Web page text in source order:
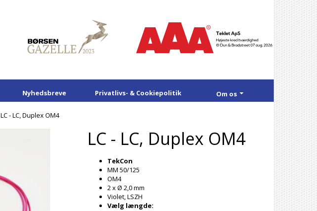
Nyhedsbreve Privatlivs- & Cookiepolitik Om os
LC - LC, Duplex OM4
LC - LC, Duplex OM4
TekCon
MM 50/125
OM4
2 x Ø 2,0 mm
Violet, LSZH
Vælg længde: